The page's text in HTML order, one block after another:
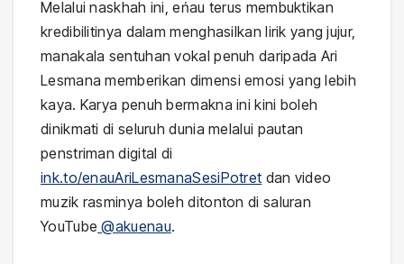
Melalui naskhah ini, eńau terus membuktikan
kredibilitinya dalam menghasilkan lirik yang jujur,
manakala sentuhan vokal penuh daripada Ari
Lesmana memberikan dimensi emosi yang lebih
kaya. Karya penuh bermakna ini kini boleh
dinikmati di seluruh dunia melalui pautan
penstriman digital di
ink.to/enauAriLesmanaSesiPotret dan video
muzik rasminya boleh ditonton di saluran
YouTube @akuenau.